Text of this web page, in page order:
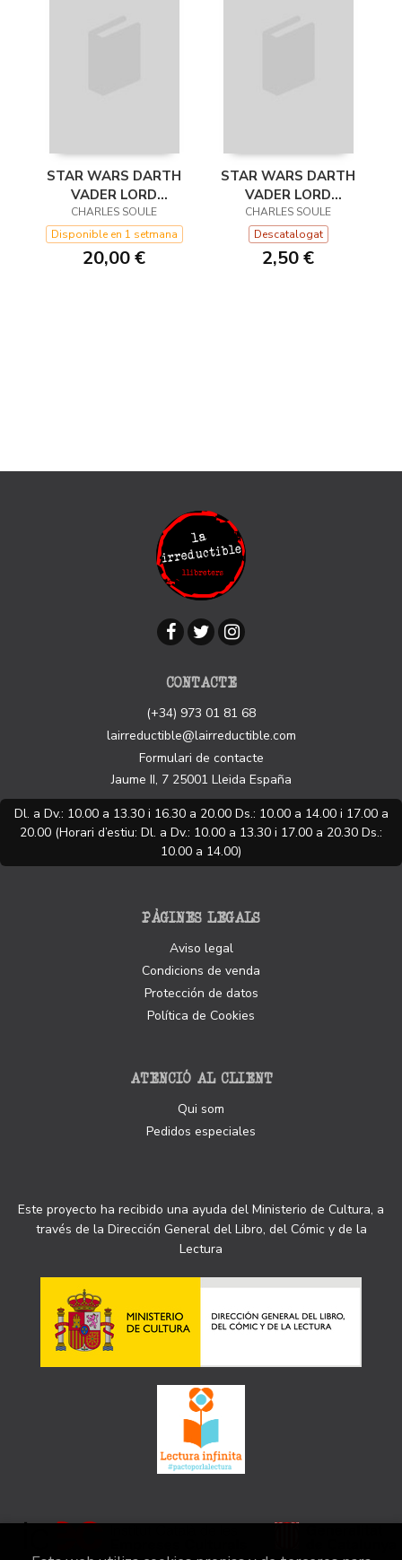
STAR WARS DARTH
VADER LORD
OSCURO TOMO Nº
02/04
CHARLES SOULE
Disponible en 1 setmana
20,00 €
STAR WARS DARTH
VADER LORD
OSCURO Nº 22/25
CHARLES SOULE
Descatalogat
2,50 €
CONTACTE
(+34) 973 01 81 68
lairreductible@lairreductible.com
Formulari de contacte
Jaume II, 7 25001 Lleida España
Dl. a Dv.: 10.00 a 13.30 i 16.30 a 20.00 Ds.: 10.00 a 14.00 i 17.00 a
20.00 (Horari d’estiu: Dl. a Dv.: 10.00 a 13.30 i 17.00 a 20.30 Ds.:
10.00 a 14.00)
PÀGINES LEGALS
Aviso legal
Condicions de venda
Protección de datos
Política de Cookies
ATENCIÓ AL CLIENT
Qui som
Pedidos especiales
Este proyecto ha recibido una ayuda del Ministerio de Cultura, a
través de la Dirección General del Libro, del Cómic y de la
Lectura